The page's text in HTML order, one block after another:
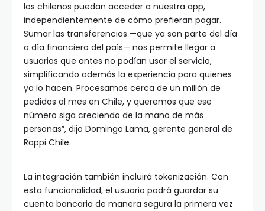
los chilenos puedan acceder a nuestra app,
independientemente de cómo prefieran pagar.
Sumar las transferencias —que ya son parte del día
a día financiero del país— nos permite llegar a
usuarios que antes no podían usar el servicio,
simplificando además la experiencia para quienes
ya lo hacen. Procesamos cerca de un millón de
pedidos al mes en Chile, y queremos que ese
número siga creciendo de la mano de más
personas”, dijo Domingo Lama, gerente general de
Rappi Chile.
La integración también incluirá tokenización. Con
esta funcionalidad, el usuario podrá guardar su
cuenta bancaria de manera segura la primera vez